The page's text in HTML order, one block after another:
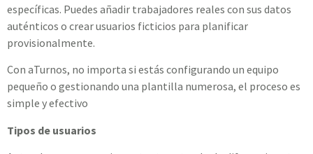
específicas. Puedes añadir trabajadores reales con sus datos
auténticos o crear usuarios ficticios para planificar
provisionalmente.
Con aTurnos, no importa si estás configurando un equipo
pequeño o gestionando una plantilla numerosa, el proceso es
simple y efectivo
Tipos de usuarios